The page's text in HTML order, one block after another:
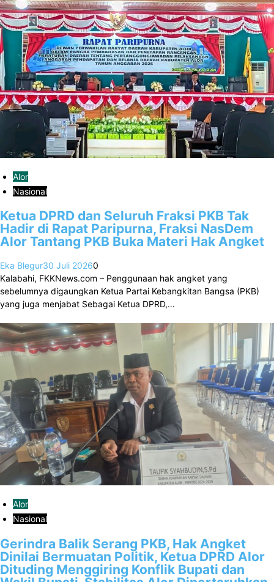
Alor
Nasional
Ketua DPRD dan Seluruh Fraksi PKB Tak
Hadir di Rapat Paripurna, Fraksi NasDem
Alor Tantang PKB Buka Materi Hak Angket
Eka Blegur30 Juli 20260
Kalabahi, FKKNews.com – Penggunaan hak angket yang
sebelumnya digaungkan Ketua Partai Kebangkitan Bangsa (PKB)
yang juga menjabat Sebagai Ketua DPRD,…
Alor
Nasional
Gerindra Balik Serang PKB, Hak Angket
Dinilai Bermuatan Politik, Ketua DPRD Alor
Dituding Menggiring Konflik Bupati dan